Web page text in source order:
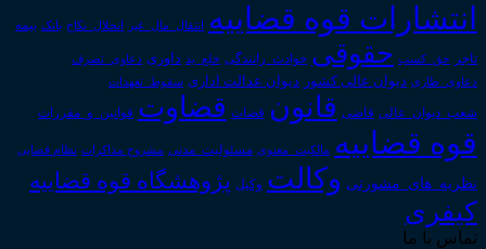
انتشارات قوه قضاییه انتقال_مال_غیر انحلال_نکاح بانک بیمه
تاجر حق_کسب حقوقی حوادث_رانندگی خلع_ید داوری دعاوی_تصرف
دعاوی_طاری دیوان عالی کشور دیوان عدالت اداری سقوط_تعهدات
شعب_دیوان_عالی قاضی قانون قضات قضاوت قوانین_و_مقررات
قوه قضاییه مالکیت_معنوی مسئولیت_مدنی مشروح مذاکرات نظام قضایی
نظریه_های_مشورتی وکالت وکیل پژوهشگاه قوه قضاییه
کیفری
تماس با ما